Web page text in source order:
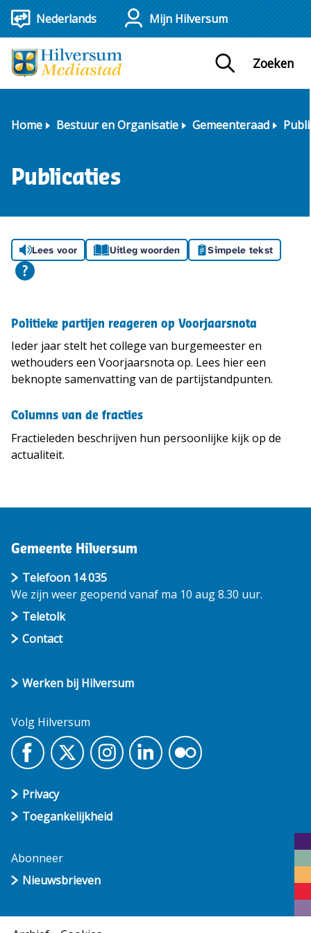
Mijn Hilversum
Zoeken
Home Bestuur en Organisatie Gemeenteraad
Publicaties
Lees voor Uitleg woorden Simpele tekst
Politieke partijen reageren op Voorjaarsnota
Ieder jaar stelt het college van burgemeester en
wethouders een Voorjaarsnota op. Lees hier een
beknopte samenvatting van de partijstandpunten.
Columns van de fracties
Fractieleden beschrijven hun persoonlijke kijk op de
actualiteit.
Gemeente Hilversum
Telefoon 14 035
We zijn weer geopend vanaf ma 10 aug 8.30 uur.
Teletolk
Contact
Werken bij Hilversum
Volg Hilversum
Privacy
Toegankelijkheid
Abonneer
Nieuwsbrieven